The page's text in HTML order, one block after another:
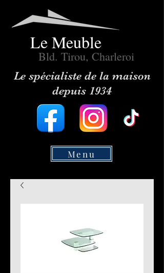
Le Meuble
Bld. Tirou, Charleroi
Le spécialiste de la maison
depuis 1934
Menu